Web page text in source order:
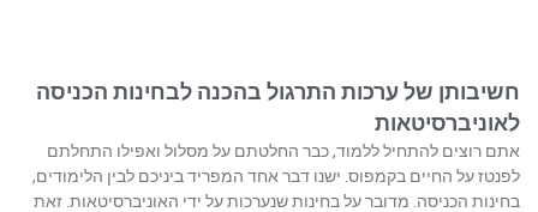
חשיבותן של ערכות התרגול בהכנה לבחינות הכניסה
לאוניברסיטאות
אתם רוצים להתחיל ללמוד, כבר החלטתם על מסלול ואפילו התחלתם
לפנטז על החיים בקמפוס. ישנו דבר אחד המפריד ביניכם לבין הלימודים,
בחינות הכניסה. מדובר על בחינות שנערכות על ידי האוניברסיטאות. זאת